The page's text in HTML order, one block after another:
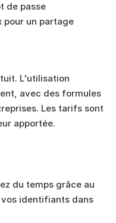
de passe
un partage
L'utilisation
avec des formules
Les tarifs sont
apportée.
du temps grâce au
identifiants dans